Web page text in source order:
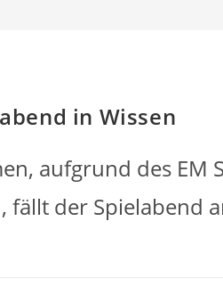
in Wissen
aufgrund des
fällt der Spielabend